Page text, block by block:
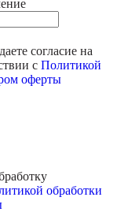
согласие на
с Политикой
оферты
обработки